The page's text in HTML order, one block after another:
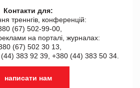
Контакти для:
треннгів, конференцій:
(67) 502-99-00,
на порталі, журналах:
(67) 502 30 13,
(44) 383 92 39, +380 (44) 383 50 34.
написати нам